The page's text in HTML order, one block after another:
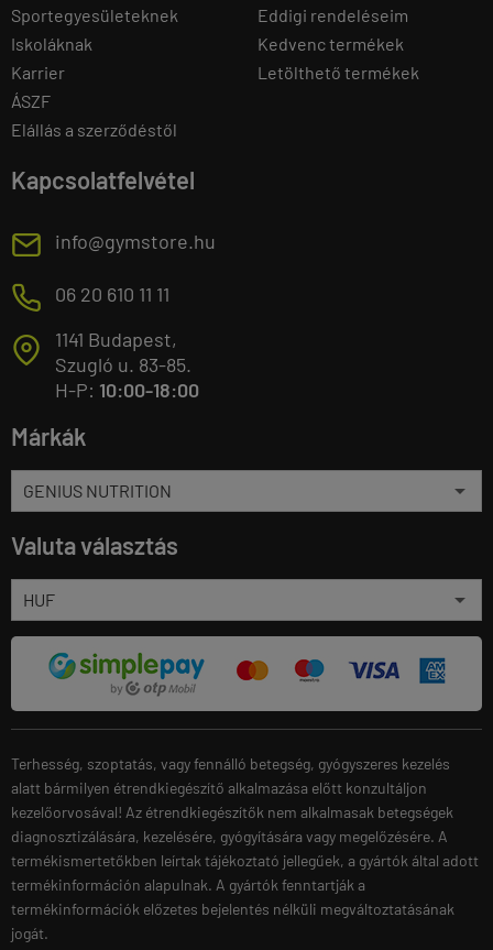
Sportegyesületeknek
Iskoláknak
Karrier
ÁSZF
Elállás a szerződéstől
Eddigi rendeléseim
Kedvenc termékek
Letölthető termékek
Kapcsolatfelvétel
E info@gymstore.hu
M 06 20 610 11 11
T
1141 Budapest,
Szugló u. 83-85.
H-P: 10:00-18:00
Márkák
Valuta választás
Terhesség, szoptatás, vagy fennálló betegség, gyógyszeres kezelés
alatt bármilyen étrendkiegészítő alkalmazása előtt konzultáljon
kezelőorvosával! Az étrendkiegészítők nem alkalmasak betegségek
diagnosztizálására, kezelésére, gyógyítására vagy megelőzésére. A
termékismertetőkben leírtak tájékoztató jellegűek, a gyártók által adott
termékinformáción alapulnak. A gyártók fenntartják a
termékinformációk előzetes bejelentés nélküli megváltoztatásának
jogát.